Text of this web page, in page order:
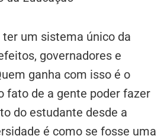
ter um sistema único da
governadores e
ganha com isso é o
fato de a gente poder fazer
do estudante desde a
é como se fosse uma